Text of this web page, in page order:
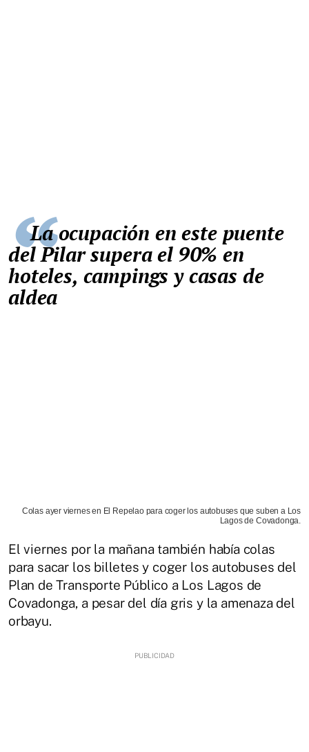
La ocupación en este puente
del Pilar supera el 90% en
hoteles, campings y casas de
aldea
Colas ayer viernes en El Repelao para coger los autobuses que suben a Los
Lagos de Covadonga.
El viernes por la mañana también había colas
para sacar los billetes y coger los autobuses del
Plan de Transporte Público a Los Lagos de
Covadonga, a pesar del día gris y la amenaza del
orbayu.